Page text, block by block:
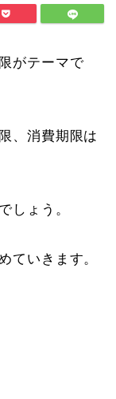
がテーマで
、消費期限は
しょう。
ていきます。